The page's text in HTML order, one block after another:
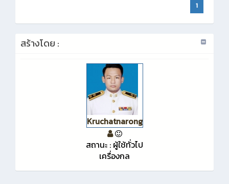
1
สร้างโดย :
Kruchatnarong
สถานะ : ผู้ใช้ทั่วไป
เครื่องกล